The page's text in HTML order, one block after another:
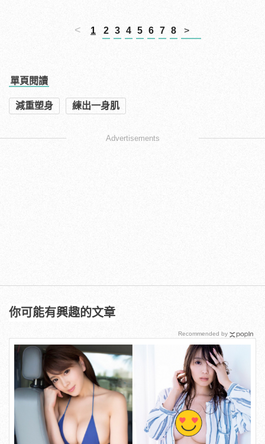
< 1 2 3 4 5 6 7 8 >
單頁閱讀
減重塑身 練出一身肌
Advertisements
你可能有興趣的文章
Recommended by